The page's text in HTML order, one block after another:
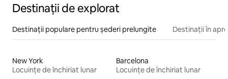
Destinații de explorat
Destinații populare pentru șederi prelungite Destinații în
New York
Locuințe de închiriat lunar
Barcelona
Locuințe de închiriat lunar